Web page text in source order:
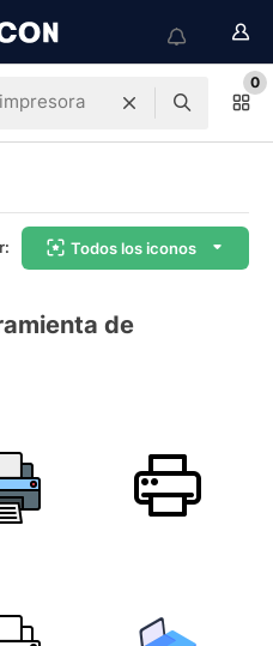
0
Todos los iconos
de